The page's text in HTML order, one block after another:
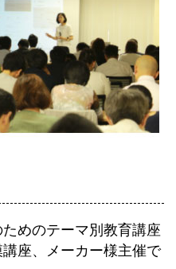
めのテーマ別教育講座
座、メーカー様主催で